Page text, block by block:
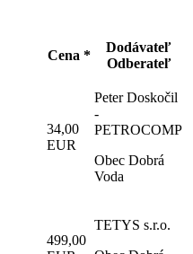
Cena *
Dodávateľ
Odberateľ
34,00
EUR
Peter Doskočil
-
PETROCOMP
Obec Dobrá
Voda
499,00
TETYS s.r.o.